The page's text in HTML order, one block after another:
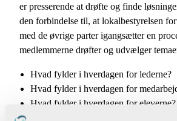
er presserende at drøfte og finde
den forbindelse til, at lokalbestyrelsen
med de øvrige parter igangsætter en
medlemmerne drøfter og udvælger
Hvad fylder i hverdagen for lederne?
Hvad fylder i hverdagen for
Hvad fylder i hverdagen for eleverne?